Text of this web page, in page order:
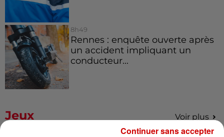
8h49
Rennes : enquête ouverte après
un accident impliquant un
conducteur...
Jeux Voir plus
Continuer sans accepter